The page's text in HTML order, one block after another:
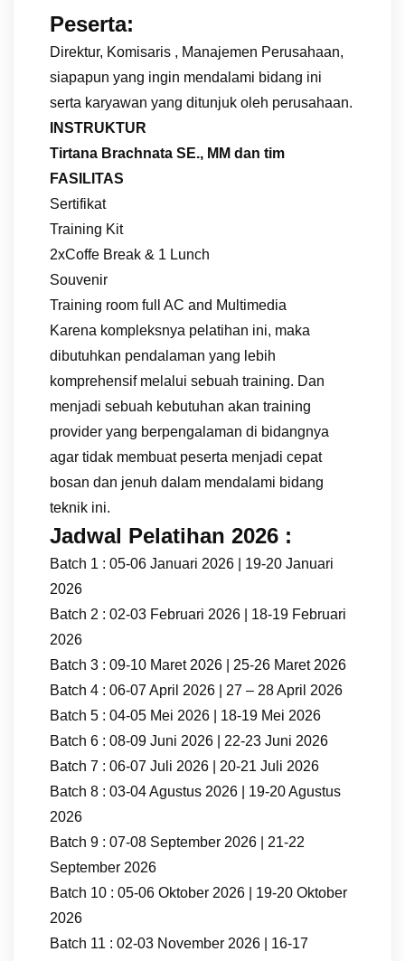
Peserta:
Direktur, Komisaris , Manajemen Perusahaan,
siapapun yang ingin mendalami bidang ini
serta karyawan yang ditunjuk oleh perusahaan.
INSTRUKTUR
Tirtana Brachnata SE., MM dan tim
FASILITAS
Sertifikat
Training Kit
2xCoffe Break & 1 Lunch
Souvenir
Training room full AC and Multimedia
Karena kompleksnya pelatihan ini, maka
dibutuhkan pendalaman yang lebih
komprehensif melalui sebuah training. Dan
menjadi sebuah kebutuhan akan training
provider yang berpengalaman di bidangnya
agar tidak membuat peserta menjadi cepat
bosan dan jenuh dalam mendalami bidang
teknik ini.
Jadwal Pelatihan 2026 :
Batch 1 : 05-06 Januari 2026 | 19-20 Januari
2026
Batch 2 : 02-03 Februari 2026 | 18-19 Februari
2026
Batch 3 : 09-10 Maret 2026 | 25-26 Maret 2026
Batch 4 : 06-07 April 2026 | 27 – 28 April 2026
Batch 5 : 04-05 Mei 2026 | 18-19 Mei 2026
Batch 6 : 08-09 Juni 2026 | 22-23 Juni 2026
Batch 7 : 06-07 Juli 2026 | 20-21 Juli 2026
Batch 8 : 03-04 Agustus 2026 | 19-20 Agustus
2026
Batch 9 : 07-08 September 2026 | 21-22
September 2026
Batch 10 : 05-06 Oktober 2026 | 19-20 Oktober
2026
Batch 11 : 02-03 November 2026 | 16-17